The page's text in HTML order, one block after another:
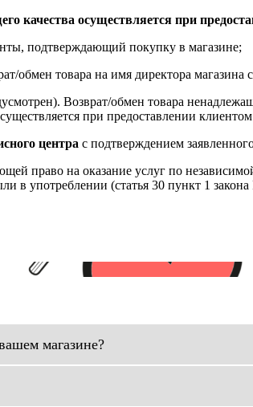
качества осуществляется при
подтверждающий покупку в магазине;
обмен товара на имя директора
Возврат/обмен товара
при предоставлении
центра с подтверждением
право на оказание услуг по
в употреблении (статья 30 пункт 1
магазине?